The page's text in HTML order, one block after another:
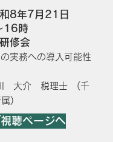
8年7月21日
16時
修会
実務への導入可能性
大介 税理士 (千
)
聴ページへ